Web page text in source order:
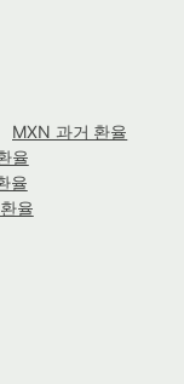
MXN 과거 환율
율
율
율